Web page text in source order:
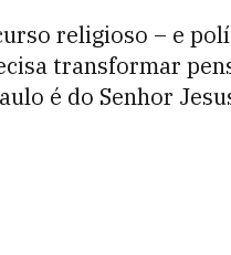
religioso – e
transformar
é do Senhor